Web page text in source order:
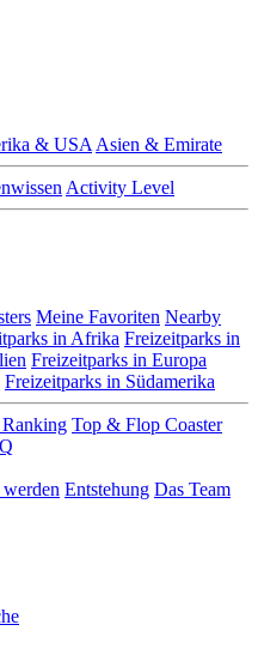
& USA Asien & Emirate
Activity Level
Meine Favoriten Nearby
in Afrika Freizeitparks in
Freizeitparks in Europa
Freizeitparks in Südamerika
Top & Flop Coaster
Entstehung Das Team